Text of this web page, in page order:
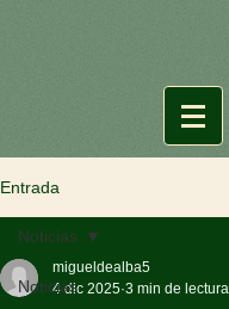
Entrada
Noticias
Noticias
migueldealba5
4 dic 2025 3 min de lectura